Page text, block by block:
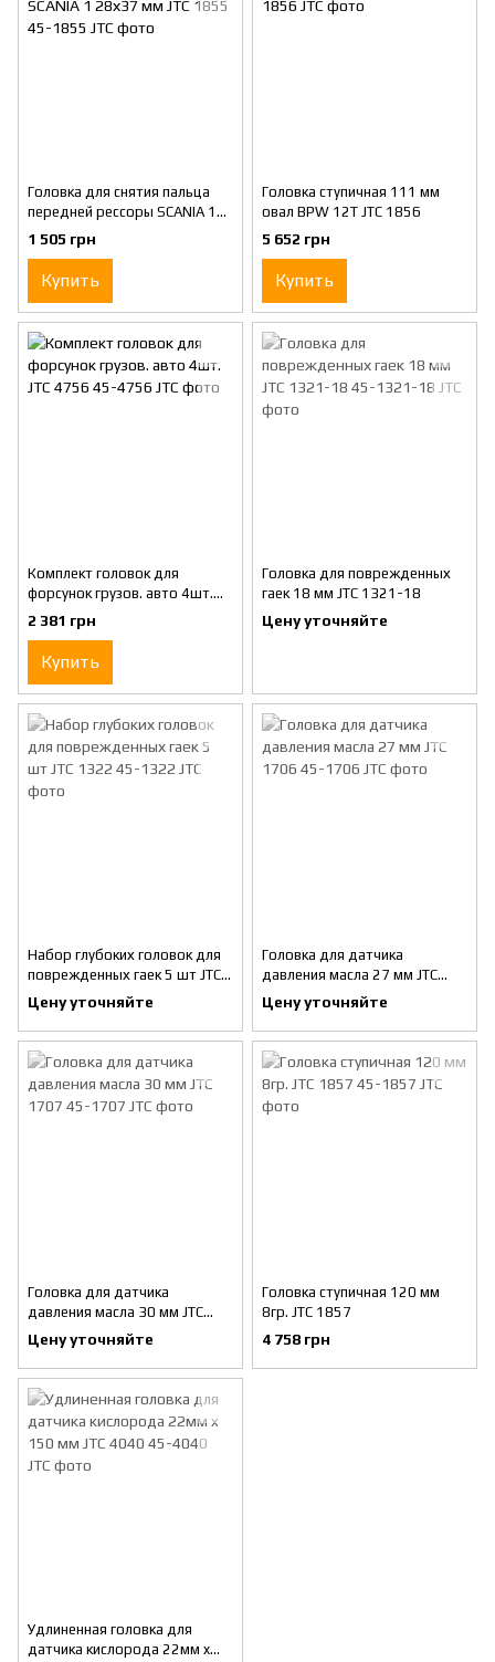
Головка для снятия пальца
передней рессоры SCANIA 1
28х37 мм JTC 1855
1 505 грн
Купить
Головка ступичная 111 мм
овал BPW 12T JTC 1856
5 652 грн
Купить
Комплект головок для
форсунок грузов. авто 4шт.
JTC 4756
2 381 грн
Купить
Головка для поврежденных
гаек 18 мм JTC 1321-18
Цену уточняйте
Набор глубоких головок для
поврежденных гаек 5 шт JTC
1322
Цену уточняйте
Головка для датчика
давления масла 27 мм JTC
1706
Цену уточняйте
Головка для датчика
давления масла 30 мм JTC
1707
Цену уточняйте
Головка ступичная 120 мм
8гр. JTC 1857
4 758 грн
Удлиненная головка для
датчика кислорода 22мм x